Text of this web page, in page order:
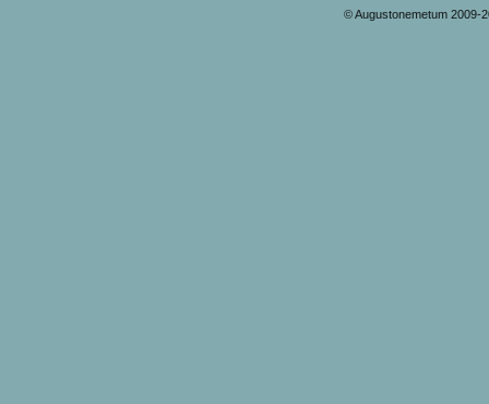
© Augustonemetum 2009-